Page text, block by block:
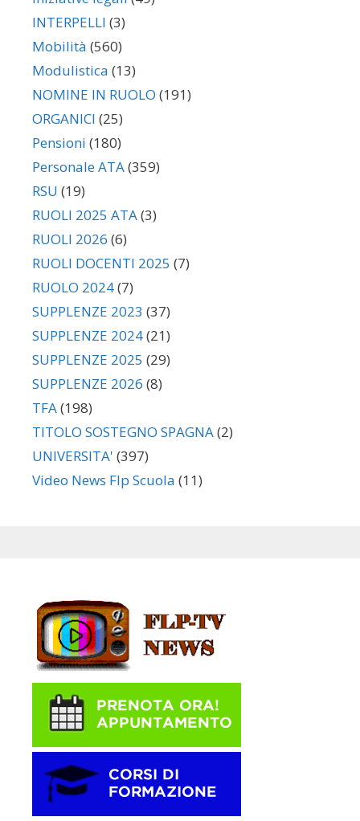
INTERPELLI (3)
Mobilità (560)
Modulistica (13)
NOMINE IN RUOLO (191)
ORGANICI (25)
Pensioni (180)
Personale ATA(359)
RSU (19)
RUOLI 2025 ATA(3)
RUOLI 2026 (6)
RUOLI DOCENTI 2025 (7)
RUOLO 2024(7)
SUPPLENZE 2023 (37)
SUPPLENZE 2024(21)
SUPPLENZE 2025 (29)
SUPPLENZE 2026 (8)
TFA(198)
TITOLO SOSTEGNO SPAGNA(2)
UNIVERSITA' (397)
Video News Flp Scuola (11)